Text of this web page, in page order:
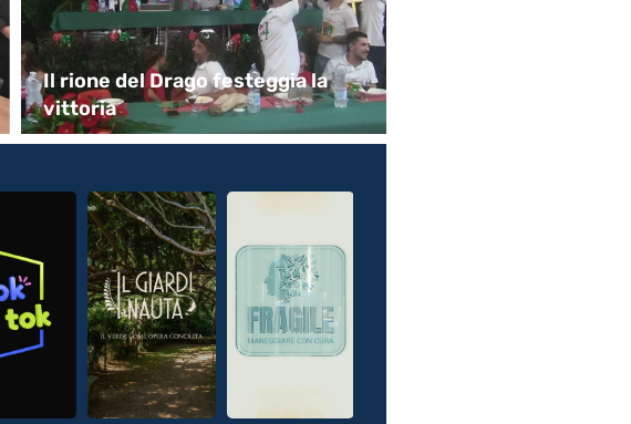
Il rione del Drago festeggia la
vittoria